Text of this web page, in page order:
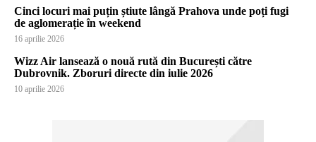
Cinci locuri mai puțin știute lângă Prahova unde poți fugi
de aglomerație în weekend
16 aprilie 2026
Wizz Air lansează o nouă rută din București către
Dubrovnik. Zboruri directe din iulie 2026
10 aprilie 2026